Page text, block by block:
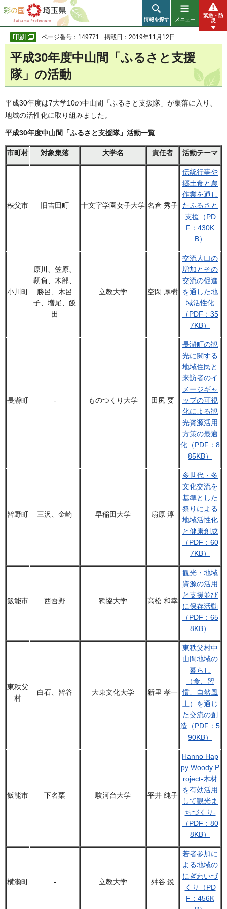
彩の国 埼玉県
情報を探す メニュー
緊急・防
災
ページ番号：149771 掲載日：2019年11月12日
平成30年度中山間「ふるさと支援
隊」の活動
平成30年度は7大学10の中山間「ふるさと支援隊」が集落に入り、
地域の活性化に取り組みました。
平成30年度中山間「ふるさと支援隊」活動一覧
市町村 対象集落 大学名 責任者 活動テーマ
秩父市 旧吉田町 十文字学園女子大学 名倉 秀子
伝統行事や
郷土食と農
作業を通し
たふるさと
支援（PD
F：430K
B）
小川町
原川、笠原、
靭負、木部、
勝呂、木呂
子、増尾、飯
田
立教大学 空閑 厚樹
交流人口の
増加とその
交流の促進
を通した地
域活性化
（PDF：35
7KB）
長瀞町 - ものつくり大学 田尻 要
長瀞町の観
光に関する
地域住民と
来訪者のイ
メージギャ
ップの可視
化による観
光資源活用
方策の最適
化（PDF：8
85KB）
皆野町 三沢、金崎 早稲田大学 扇原 淳
多世代・多
文化交流を
基準とした
祭りによる
地域活性化
と健康創成
（PDF：60
7KB）
飯能市 西吾野 獨協大学 高松 和幸
観光・地域
資源の活用
と支援並び
に保存活動
（PDF：65
8KB）
東秩父
村
白石、皆谷 大東文化大学 新里 孝一
東秩父村中
山間地域の
暮らし
（食、習
慣、自然風
土）を通じ
た交流の創
造（PDF：5
90KB）
飯能市 下名栗 駿河台大学 平井 純子
Hanno Hap
py Woody P
roject-木材
を有効活用
して観光ま
ちづくり-
（PDF：80
8KB）
横瀬町 - 立教大学 舛谷 鋭
若者参加に
よる地域の
にぎわいづ
くり（PD
F：456K